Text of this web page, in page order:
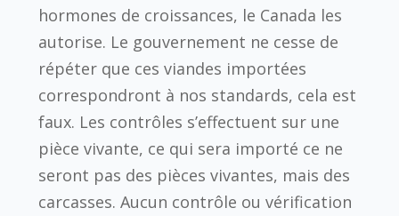
hormones de croissances, le Canada les
autorise. Le gouvernement ne cesse de
répéter que ces viandes importées
correspondront à nos standards, cela est
faux. Les contrôles s’effectuent sur une
pièce vivante, ce qui sera importé ce ne
seront pas des pièces vivantes, mais des
carcasses. Aucun contrôle ou vérification